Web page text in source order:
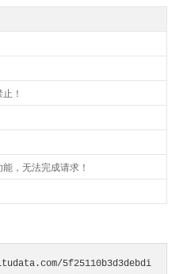
！
，无法完成请求！
5f25110b3d3debdi